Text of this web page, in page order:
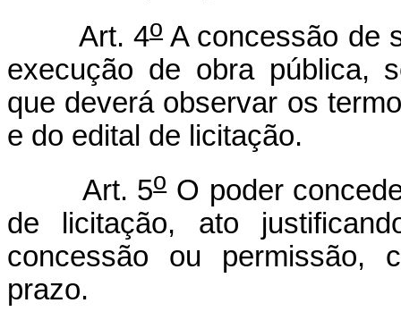
Art. 4o A concessão de
execução de obra pública,
que deverá observar os
e do edital de licitação.
Art. 5oO poder
de licitação, ato
concessão ou permissão,
prazo.